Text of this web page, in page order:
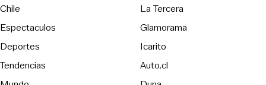
Chile
Espectaculos
Deportes
Tendencias
La TerceraOpens in new
Glamorama
Icarito
Auto.cl